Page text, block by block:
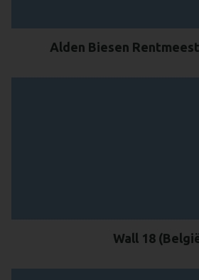
Alden Biesen
Wall 18